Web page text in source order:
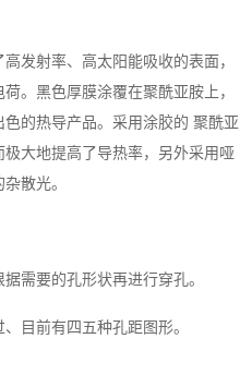
发射率、高太阳能吸收的表面，
。黑色厚膜涂覆在聚酰亚胺上，
的热导产品。采用涂胶的 聚酰亚
大地提高了导热率，另外采用哑
散光。
需要的孔形状再进行穿孔。
目前有四五种孔距图形。